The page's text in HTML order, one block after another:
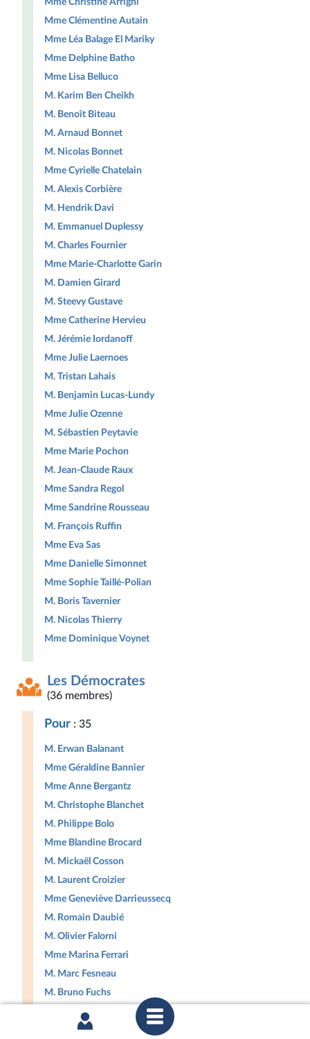
Mme Clémentine Autain
Mme Léa Balage El Mariky
Mme Delphine Batho
Mme Lisa Belluco
M. Karim Ben Cheikh
M. Benoît Biteau
M. Arnaud Bonnet
M. Nicolas Bonnet
Mme Cyrielle Chatelain
M. Alexis Corbière
M. Hendrik Davi
M. Emmanuel Duplessy
M. Charles Fournier
Mme Marie-Charlotte Garin
M. Damien Girard
M. Steevy Gustave
Mme Catherine Hervieu
M. Jérémie Iordanoff
Mme Julie Laernoes
M. Tristan Lahais
M. Benjamin Lucas-Lundy
Mme Julie Ozenne
M. Sébastien Peytavie
Mme Marie Pochon
M. Jean-Claude Raux
Mme Sandra Regol
Mme Sandrine Rousseau
M. François Ruffin
Mme Eva Sas
Mme Danielle Simonnet
Mme Sophie Taillé-Polian
M. Boris Tavernier
M. Nicolas Thierry
Mme Dominique Voynet
Les Démocrates
(36 membres)
Pour : 35
M. Erwan Balanant
Mme Géraldine Bannier
Mme Anne Bergantz
M. Christophe Blanchet
M. Philippe Bolo
Mme Blandine Brocard
M. Mickaël Cosson
M. Laurent Croizier
Mme Geneviève Darrieussecq
M. Romain Daubié
M. Olivier Falorni
Mme Marina Ferrari
M. Marc Fesneau
M. Bruno Fuchs
Mme Perrine Goulet
M. Jean-Carles Grelier